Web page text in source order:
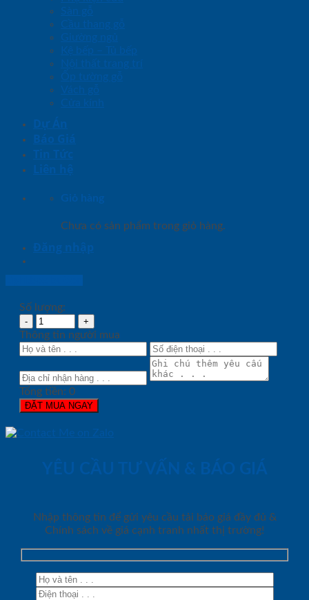
Sàn gỗ
Cầu thang gỗ
Giường ngủ
Kệ bếp – Tủ bếp
Nội thất trang trí
Ốp tường gỗ
Vách gỗ
Cửa kính
Dự Án
Báo Giá
Tin Tức
Liên hệ
Giỏ hàng
Chưa có sản phẩm trong giỏ hàng.
Đăng nhập
Số lượng:
Thông tin người mua
Tổng tiền: 0
ĐẶT MUA NGAY
YÊU CẦU TƯ VẤN & BÁO GIÁ
Nhập thông tin để gửi yêu cầu tải báo giá đầy đủ &
Chính sách về giá cạnh tranh nhất thị trường!